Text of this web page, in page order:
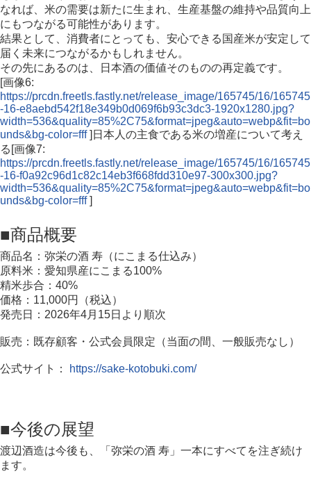
なれば、米の需要は新たに生まれ、生産基盤の維持や品質向上
にもつながる可能性があります。
結果として、消費者にとっても、安心できる国産米が安定して
届く未来につながるかもしれません。
その先にあるのは、日本酒の価値そのものの再定義です。
[画像6:
https://prcdn.freetls.fastly.net/release_image/165745/16/165745
-16-e8aebd542f18e349b0d069f6b93c3dc3-1920x1280.jpg?
width=536&quality=85%2C75&format=jpeg&auto=webp&fit=bo
unds&bg-color=fff]日本人の主食である米の増産について考え
る[画像7:
https://prcdn.freetls.fastly.net/release_image/165745/16/165745
-16-f0a92c96d1c82c14eb3f668fdd310e97-300x300.jpg?
width=536&quality=85%2C75&format=jpeg&auto=webp&fit=bo
unds&bg-color=fff]
■商品概要
商品名：弥栄の酒 寿（にこまる仕込み）
原料米：愛知県産にこまる100%
精米歩合：40%
価格：11,000円（税込）
発売日：2026年4月15日より順次
販売：既存顧客・公式会員限定（当面の間、一般販売なし）
公式サイト： https://sake-kotobuki.com/
■今後の展望
渡辺酒造は今後も、「弥栄の酒 寿」一本にすべてを注ぎ続け
ます。